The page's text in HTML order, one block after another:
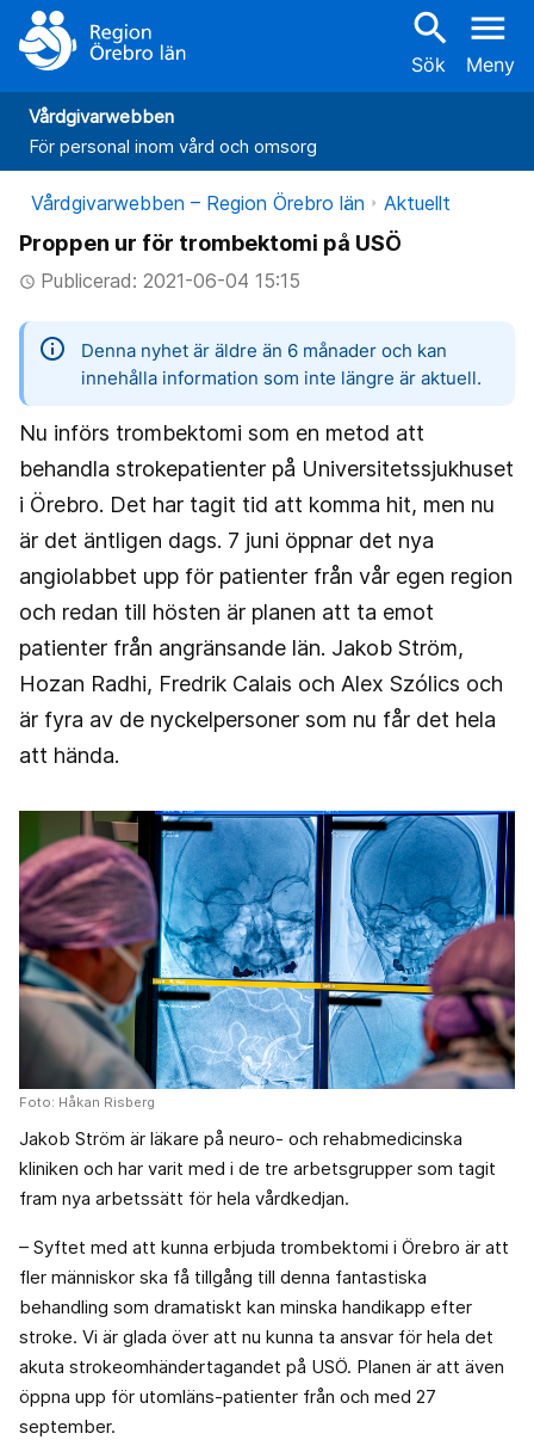
search
Sök
menu
Meny
Vårdgivarwebben
För personal inom vård och omsorg
Vårdgivarwebben – Region Örebro län Aktuellt
Proppen ur för trombektomi på USÖ
access_timePublicerad: 2021-06-04 15:15
information
Denna nyhet är äldre än 6 månader och kan
innehålla information som inte längre är aktuell.
Nu införs trombektomi som en metod att
behandla strokepatienter på Universitetssjukhuset
i Örebro. Det har tagit tid att komma hit, men nu
är det äntligen dags. 7 juni öppnar det nya
angiolabbet upp för patienter från vår egen region
och redan till hösten är planen att ta emot
patienter från angränsande län. Jakob Ström,
Hozan Radhi, Fredrik Calais och Alex Szólics och
är fyra av de nyckelpersoner som nu får det hela
att hända.
Foto: Håkan Risberg
Jakob Ström är läkare på neuro- och rehabmedicinska
kliniken och har varit med i de tre arbetsgrupper som tagit
fram nya arbetssätt för hela vårdkedjan.
– Syftet med att kunna erbjuda trombektomi i Örebro är att
fler människor ska få tillgång till denna fantastiska
behandling som dramatiskt kan minska handikapp efter
stroke. Vi är glada över att nu kunna ta ansvar för hela det
akuta strokeomhändertagandet på USÖ. Planen är att även
öppna upp för utomläns-patienter från och med 27
september.